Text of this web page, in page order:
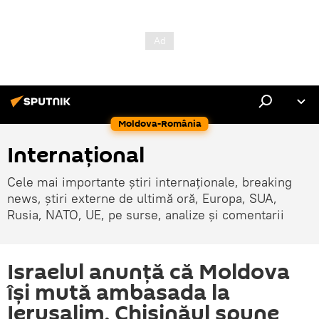
Moldova-România
Internaţional
Cele mai importante știri internaționale, breaking
news, știri externe de ultimă oră, Europa, SUA,
Rusia, NATO, UE, pe surse, analize și comentarii
Israelul anunță că Moldova
își mută ambasada la